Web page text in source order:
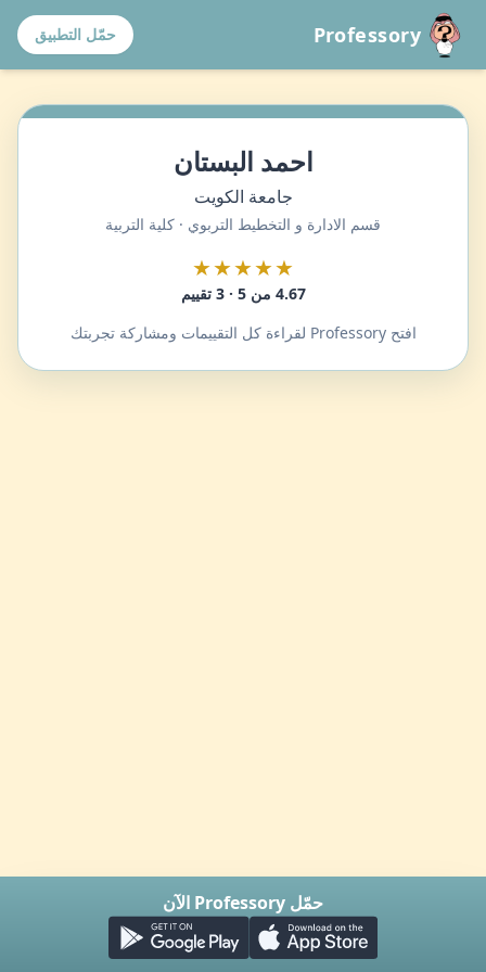
Professory حمّل التطبيق
احمد البستان
جامعة الكويت
قسم الادارة و التخطيط التربوي · كلية التربية
★★★★★
4.67 من 5 · 3 تقييم
افتح Professory لقراءة كل التقييمات ومشاركة تجربتك
حمّل Professory الآن